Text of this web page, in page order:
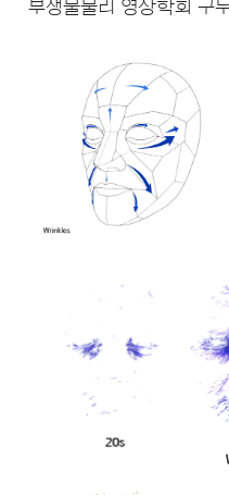
부생물물리 영상학회 구